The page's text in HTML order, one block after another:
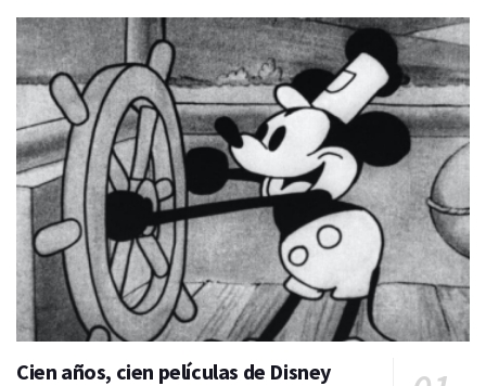
Cien años, cien películas de Disney